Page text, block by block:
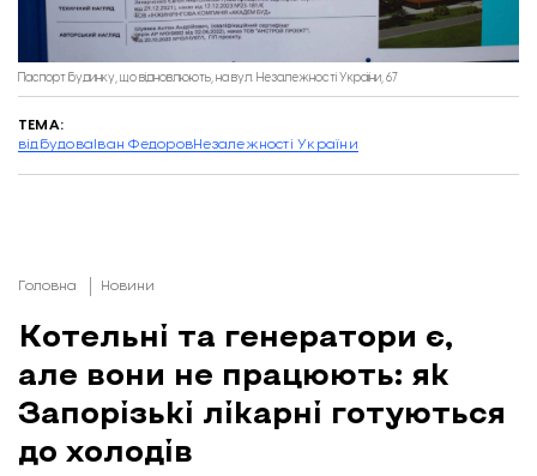
Паспорт будинку, що відновлюють, на вул. Незалежності України, 67
ТЕМА:
відбудова Іван ФедоровНезалежності України
Головна Новини
Котельні та генератори є,
але вони не працюють: як
Запорізькі лікарні готуються
до холодів